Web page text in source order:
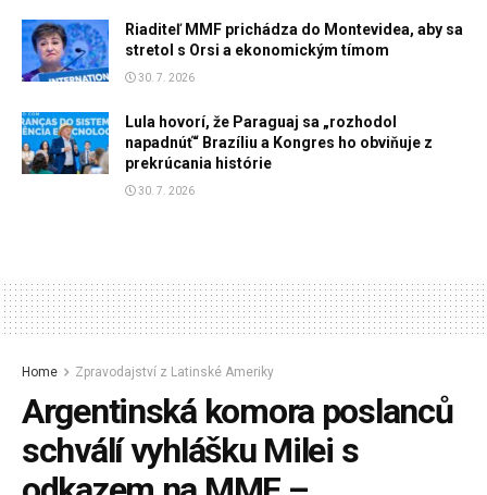
Riaditeľ MMF prichádza do Montevidea, aby sa
stretol s Orsi a ekonomickým tímom
30. 7. 2026
Lula hovorí, že Paraguaj sa „rozhodol
napadnúť“ Brazíliu a Kongres ho obviňuje z
prekrúcania histórie
30. 7. 2026
Home Zpravodajství z Latinské Ameriky
Argentinská komora poslanců
schválí vyhlášku Milei s